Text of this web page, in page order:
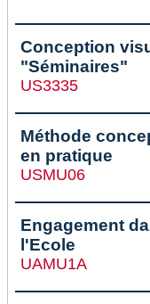
Conception
"Séminaires"
US3335
Méthode
en pratique
USMU06
Engagement
l'Ecole
UAMU1A